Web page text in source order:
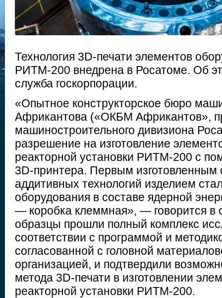
Технология 3D-печати элементов
РИТМ-200 внедрена в Росатоме. Об
служба госкорпорации.
«Опытное конструкторское бюро
Африкантова («ОКБМ Африкантов»,
машиностроительного дивизиона
разрешение на изготовление
реакторной установки РИТМ-200 с
3D-принтера. Первым
аддитивных технологий изделием
оборудования в составе ядерной
— коробка клеммная», — говорится
образцы прошли полный комплекс
соответствии с программой и
согласованной с головной
организацией, и подтвердили
метода 3D-печати в изготовлении
реакторной установки РИТМ-200.